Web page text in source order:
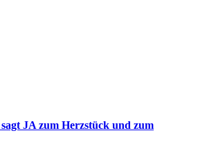
JA zum Herzstück und zum